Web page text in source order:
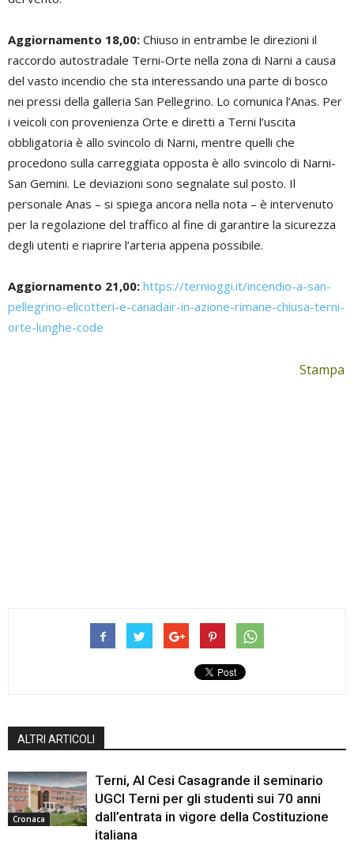
Aggiornamento 18,00: Chiuso in entrambe le direzioni il
raccordo autostradale Terni-Orte nella zona di Narni a causa
del vasto incendio che sta interessando una parte di bosco
nei pressi della galleria San Pellegrino. Lo comunica l’Anas. Per
i veicoli con provenienza Orte e diretti a Terni l’uscita
obbligatoria è allo svincolo di Narni, mentre quelli che
procedono sulla carreggiata opposta è allo svincolo di Narni-
San Gemini. Le deviazioni sono segnalate sul posto. Il
personale Anas – si spiega ancora nella nota – è intervenuto
per la regolazione del traffico al fine di garantire la sicurezza
degli utenti e riaprire l’arteria appena possibile.
Aggiornamento 21,00: https://ternioggi.it/incendio-a-san-
pellegrino-elicotteri-e-canadair-in-azione-rimane-chiusa-terni-
orte-lunghe-code
Stampa
ALTRI ARTICOLI
Cronaca
Terni, Al Cesi Casagrande il seminario
UGCI Terni per gli studenti sui 70 anni
dall’entrata in vigore della Costituzione
italiana